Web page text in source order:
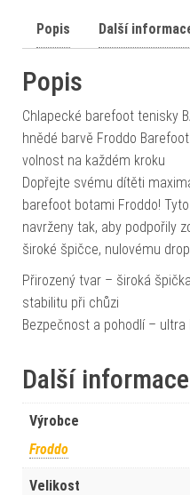
Popis Další
Popis
Chlapecké barefoot tenisky
hnědé barvě Froddo
volnost na každém kroku
Dopřejte svému dítěti
barefoot botami Froddo!
navrženy tak, aby podpořily
široké špičce, nulovému
Přirozený tvar – široká
stabilitu při chůzi
Bezpečnost a pohodlí –
Další informace
Výrobce
Froddo
Velikost